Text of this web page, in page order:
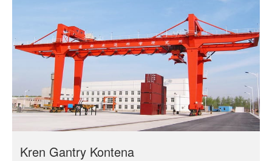
Kren Gantry Kontena